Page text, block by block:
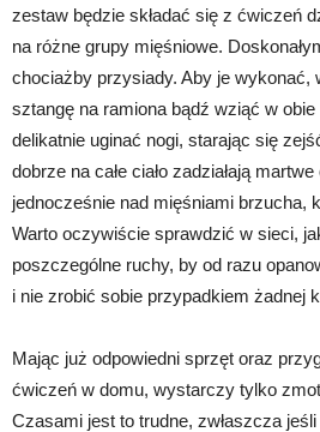
zestaw będzie składać się z ćwiczeń
na różne grupy mięśniowe.
chociażby przysiady. Aby je wykonać,
sztangę na ramiona bądź wziąć w
delikatnie uginać nogi, starając się
dobrze na całe ciało zadziałają
jednocześnie nad mięśniami brzucha,
Warto oczywiście sprawdzić w sieci,
poszczególne ruchy, by od razu
i nie zrobić sobie przypadkiem żadnej
Mając już odpowiedni sprzęt oraz
ćwiczeń w domu, wystarczy tylko
Czasami jest to trudne, zwłaszcza